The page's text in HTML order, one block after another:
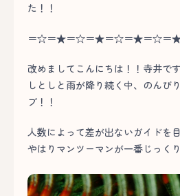
た！！
＝☆＝★＝☆＝★＝☆＝★＝☆＝
改めましてこんにちは！！寺井で
しとしと雨が降り続く中、のんび
ブ！！
人数によって差が出ないガイドを
やはりマンツーマンが一番じっく